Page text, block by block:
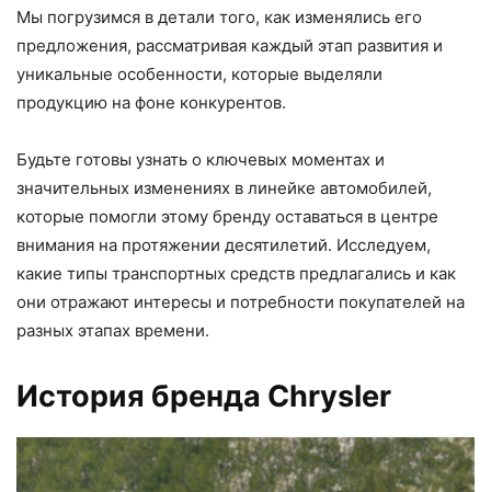
Мы погрузимся в детали того, как изменялись его
предложения, рассматривая каждый этап развития и
уникальные особенности, которые выделяли
продукцию на фоне конкурентов.
Будьте готовы узнать о ключевых моментах и
значительных изменениях в линейке автомобилей,
которые помогли этому бренду оставаться в центре
внимания на протяжении десятилетий. Исследуем,
какие типы транспортных средств предлагались и как
они отражают интересы и потребности покупателей на
разных этапах времени.
История бренда Chrysler